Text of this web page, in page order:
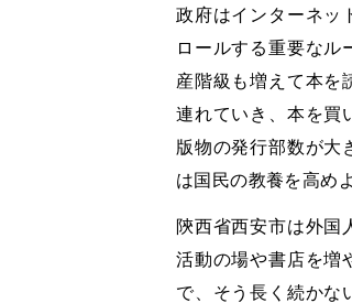
政府はインターネッ
ロールする重要なル
産階級も増えて本を
連れていき、本を買
版物の発行部数が大
は国民の教養を高め
陝西省西安市は外国
活動の場や書店を増
で、そう長く続かな